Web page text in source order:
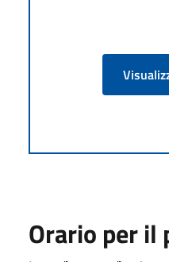
Orario per il